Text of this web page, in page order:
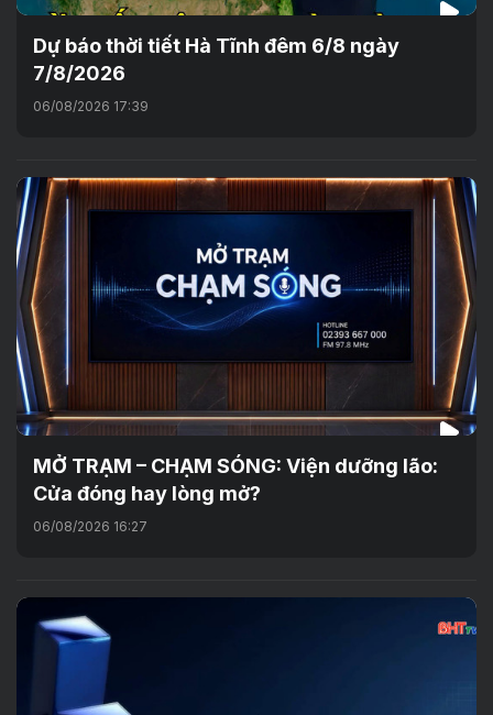
Dự báo thời tiết Hà Tĩnh đêm 6/8 ngày
7/8/2026
06/08/2026 17:39
MỞ TRẠM – CHẠM SÓNG: Viện dưỡng lão:
Cửa đóng hay lòng mở?
06/08/2026 16:27